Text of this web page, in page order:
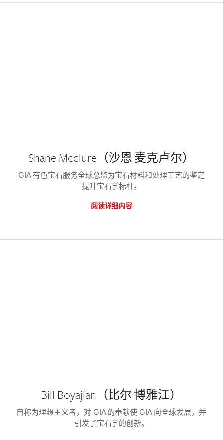
Shane Mcclure（沙恩·麦克卢尔）
GIA 有色宝石服务全球总监为宝石材料和处理工艺的鉴定
提升宝石学标杆。
阅读详细内容
Bill Boyajian（比尔·博雅江）
自称为理想主义者，对 GIA 的奉献使 GIA 向全球发展，并
引发了宝石学的创新。